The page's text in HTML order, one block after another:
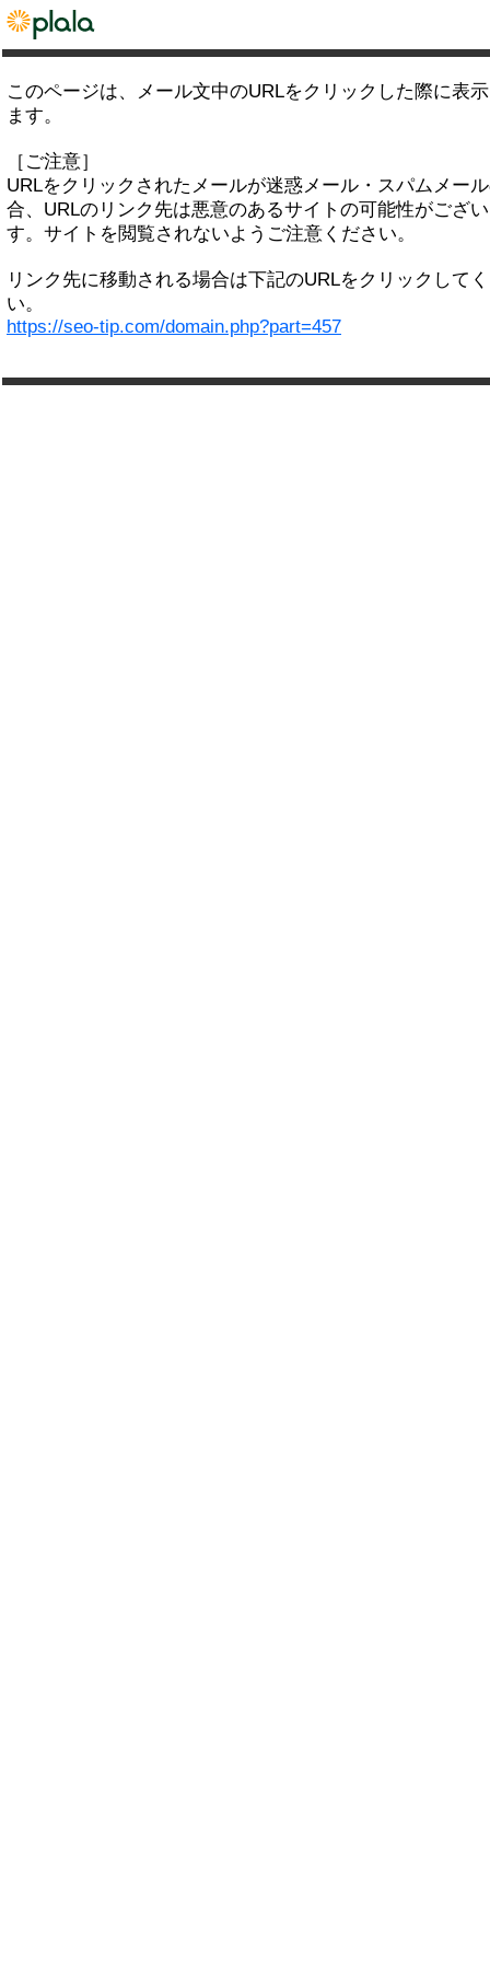
このページは、メール文中のURLをクリックした際に表
ます。
［ご注意］
URLをクリックされたメールが迷惑メール・スパムメー
合、URLのリンク先は悪意のあるサイトの可能性がござ
す。サイトを閲覧されないようご注意ください。
リンク先に移動される場合は下記のURLをクリックして
い。
https://seo-tip.com/domain.php?part=457